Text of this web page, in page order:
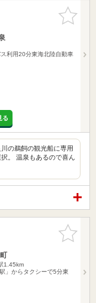
お気に入
りに追加
利用20分東海北陸自動車
る
の鵜飼の観光船に専用
。 温泉もあるので喜ん
お気に入
りに追加
1.45km
」からタクシーで5分東